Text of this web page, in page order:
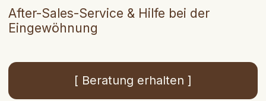
Möchten Sie mehr
über Brisalta